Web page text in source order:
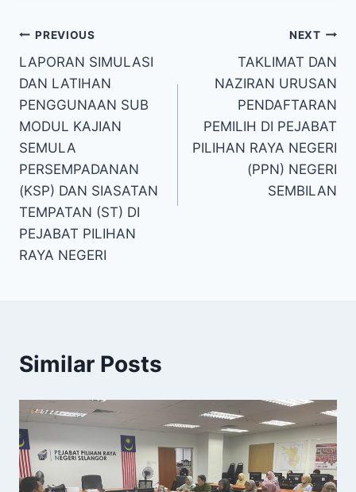
PREVIOUS
LAPORAN SIMULASI
DAN LATIHAN
PENGGUNAAN SUB
MODUL KAJIAN
SEMULA
PERSEMPADANAN
(KSP) DAN SIASATAN
TEMPATAN (ST) DI
PEJABAT PILIHAN
RAYA NEGERI
NEXT
TAKLIMAT DAN
NAZIRAN URUSAN
PENDAFTARAN
PEMILIH DI PEJABAT
PILIHAN RAYA NEGERI
(PPN) NEGERI
SEMBILAN
Similar Posts